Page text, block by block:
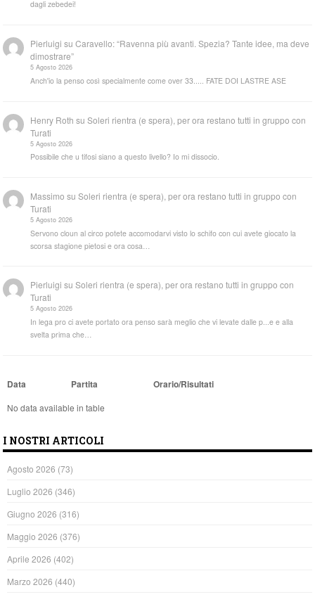
dagli zebedei!
Pierluigi suCaravello: “Ravenna più avanti. Spezia? Tante idee, ma deve
dimostrare”
5 Agosto 2026
Anch'io la penso così specialmente come over 33..... FATE DOI LASTRE ASE
Henry Roth suSoleri rientra (e spera), per ora restano tutti in gruppo con
Turati
5 Agosto 2026
Possibile che u tifosi siano a questo livello? Io mi dissocio.
Massimo suSoleri rientra (e spera), per ora restano tutti in gruppo con
Turati
5 Agosto 2026
Servono cloun al circo potete accomodarvi visto lo schifo con cui avete giocato la
scorsa stagione pietosi e ora cosa…
Pierluigi suSoleri rientra (e spera), per ora restano tutti in gruppo con
Turati
5 Agosto 2026
In lega pro ci avete portato ora penso sarà meglio che vi levate dalle p...e e alla
svelta prima che…
Data Partita Orario/Risultati
No data available in table
I NOSTRI ARTICOLI
Agosto 2026 (73)
Luglio 2026 (346)
Giugno 2026 (316)
Maggio 2026 (376)
Aprile 2026 (402)
Marzo 2026 (440)